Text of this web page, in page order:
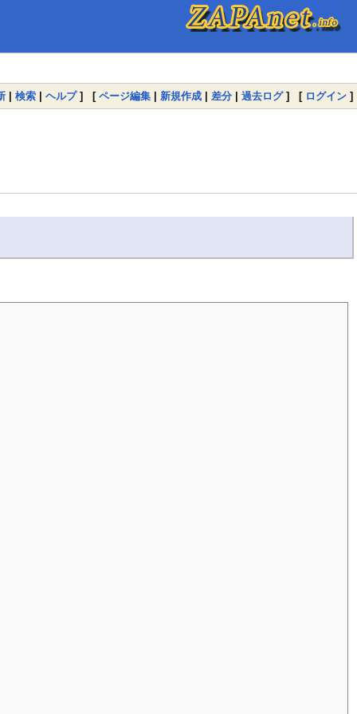
| 検索 | ヘルプ] [ ページ編集 | 新規作成 | 差分 | 過去ログ] [ ログイン ]